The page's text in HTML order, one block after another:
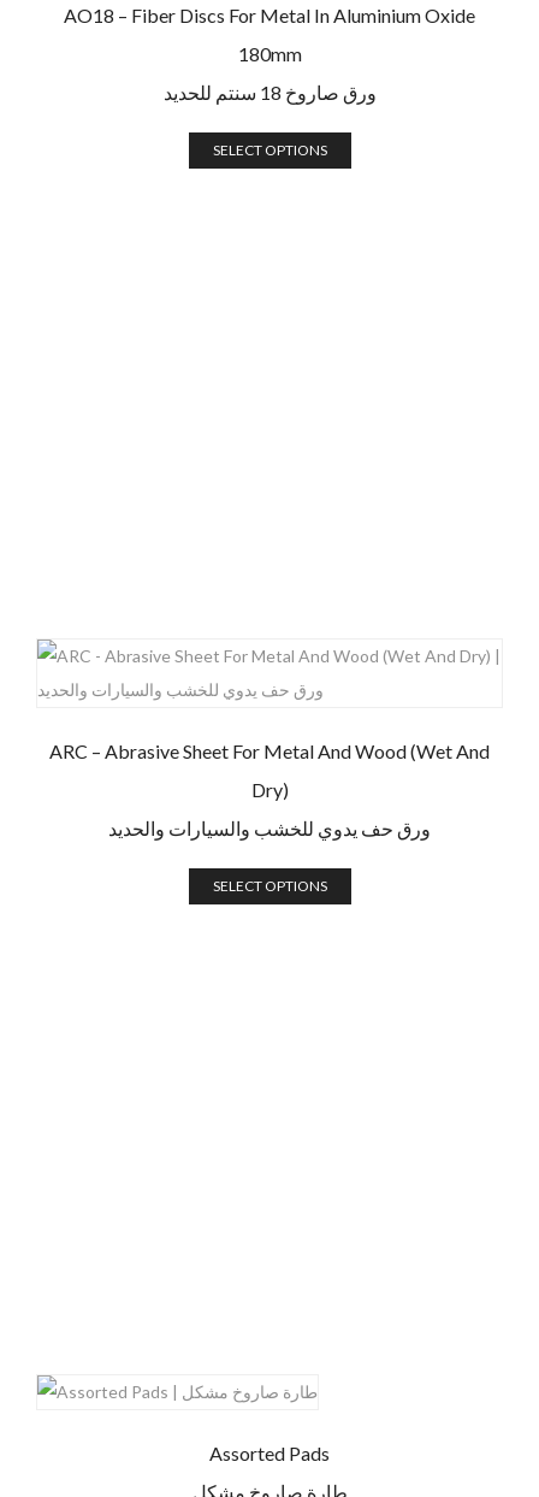
AO18 – Fiber Discs For Metal In Aluminium Oxide
180mm
ورق صاروخ 18 سنتم للحديد
SELECT OPTIONS
ARC – Abrasive Sheet For Metal And Wood (Wet And
Dry)
ورق حف يدوي للخشب والسيارات والحديد
SELECT OPTIONS
Assorted Pads
طارة صاروخ مشكل